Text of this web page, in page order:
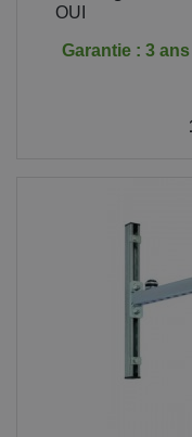
OUI
Garantie : 3